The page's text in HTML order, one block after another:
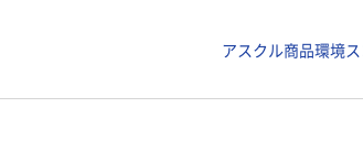
アスクル商品環境